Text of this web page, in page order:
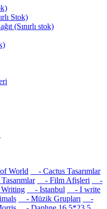
Stok)
(Sınırlı stok)
World
- Cactus Tasarımlar
- Film Afişleri
-
- Istanbul
- I write
- Müzik Grupları
-